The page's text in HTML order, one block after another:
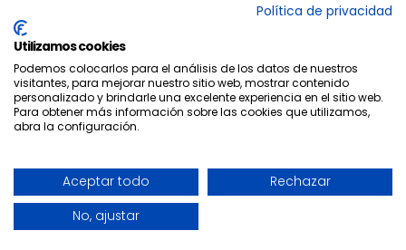
Privacidad
Política de privacidad
Utilizamos cookies
Podemos colocarlos para el análisis de los datos de nuestros
visitantes, para mejorar nuestro sitio web, mostrar contenido
personalizado y brindarle una excelente experiencia en el sitio web.
Para obtener más información sobre las cookies que utilizamos,
abra la configuración.
Aceptar todo
Rechazar
No, ajustar